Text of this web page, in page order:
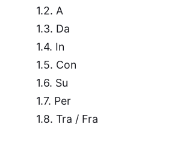
A
Da
In
Con
Su
Per
Tra / Fra